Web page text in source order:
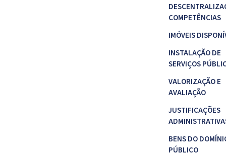
COMPETÊNCIAS
IMÓVEIS
INSTALAÇÃO DE
SERVIÇOS
VALORIZAÇÃO E
AVALIAÇÃO
JUSTIFICAÇÕES
BENS DO
PÚBLICO